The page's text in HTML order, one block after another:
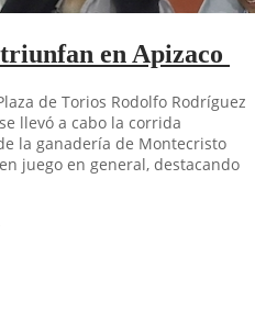
en Apizaco
de Torios Rodolfo Rodríguez
llevó a cabo la corrida
la ganadería de Montecristo
juego en general, destacando